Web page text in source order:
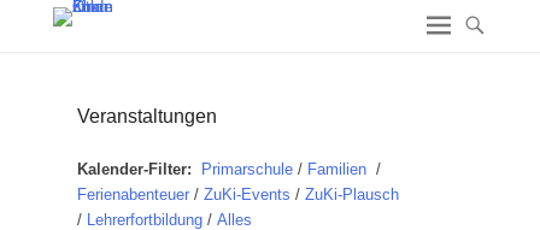
Veranstaltungen
Kalender-Filter: Primarschule / Familien /
Ferienabenteuer / ZuKi-Events / ZuKi-Plausch
/ Lehrerfortbildung / Alles